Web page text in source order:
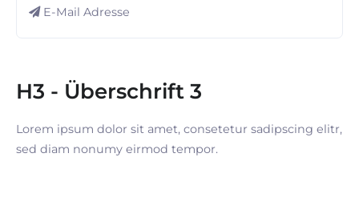
E-Mail Adresse
H3 - Überschrift 3
Lorem ipsum dolor sit amet, consetetur sadipscing elitr,
sed diam nonumy eirmod tempor.